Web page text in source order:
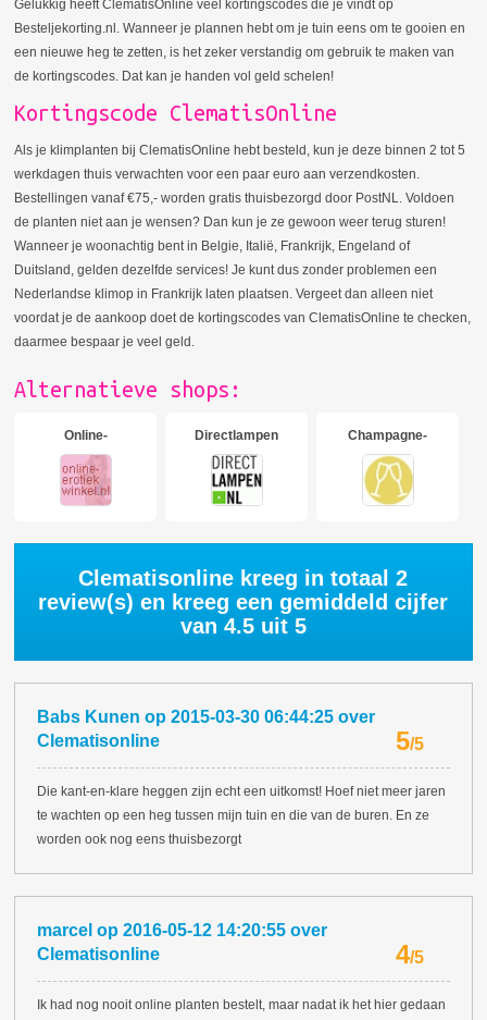
Gelukkig heeft ClematisOnline veel kortingscodes die je vindt op
Besteljekorting.nl. Wanneer je plannen hebt om je tuin eens om te gooien en
een nieuwe heg te zetten, is het zeker verstandig om gebruik te maken van
de kortingscodes. Dat kan je handen vol geld schelen!
Kortingscode ClematisOnline
Als je klimplanten bij ClematisOnline hebt besteld, kun je deze binnen 2 tot 5
werkdagen thuis verwachten voor een paar euro aan verzendkosten.
Bestellingen vanaf €75,- worden gratis thuisbezorgd door PostNL. Voldoen
de planten niet aan je wensen? Dan kun je ze gewoon weer terug sturen!
Wanneer je woonachtig bent in Belgie, Italië, Frankrijk, Engeland of
Duitsland, gelden dezelfde services! Je kunt dus zonder problemen een
Nederlandse klimop in Frankrijk laten plaatsen. Vergeet dan alleen niet
voordat je de aankoop doet de kortingscodes van ClematisOnline te checken,
daarmee bespaar je veel geld.
Alternatieve shops:
Online-
Erotiekwinkel
Directlampen
Champagne-
specialist
Clematisonline kreeg in totaal2
review(s) en kreeg een gemiddeld cijfer
van 4.5 uit 5
Babs Kunen op2015-03-30 06:44:25 over
Clematisonline
5/5
Die kant-en-klare heggen zijn echt een uitkomst! Hoef niet meer jaren
te wachten op een heg tussen mijn tuin en die van de buren. En ze
worden ook nog eens thuisbezorgt
marcel op2016-05-12 14:20:55 over
Clematisonline
4/5
Ik had nog nooit online planten bestelt, maar nadat ik het hier gedaan